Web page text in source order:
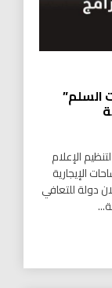
السلم”
الإعلام
الإيجارية
دولة للتعافي